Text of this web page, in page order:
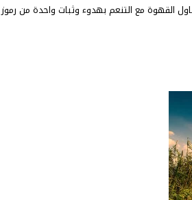
القهوة مع التنعم بهدوء وثبات واحدة من رموز